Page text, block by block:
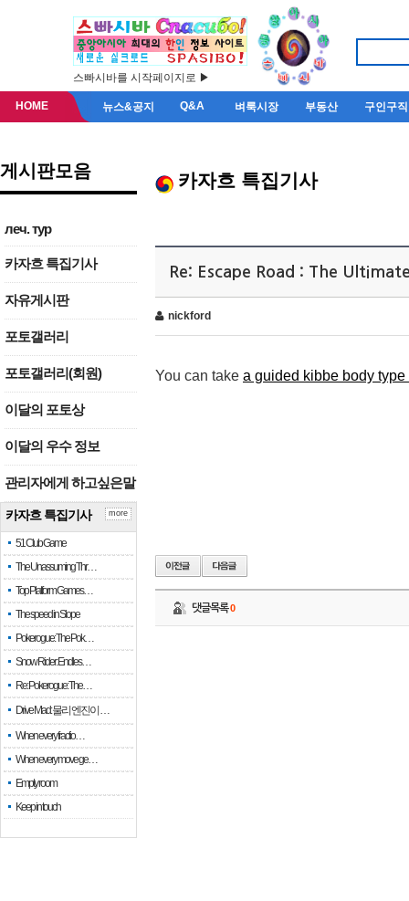
스빠시바를 시작페이지로 ▶
HOME 뉴스&공지 Q&A 벼룩시장 부동산 구인구직
게시판모음
леч. тур
카자흐 특집기사
자유게시판
포토갤러리
포토갤러리(회원)
이달의 포토상
이달의 우수 정보
관리자에게 하고싶은말
카자흐 특집기사
51 Club Game
The Unassuming Thr…
Top Platform Games…
The speed in Slope
Pokerogue: The Pok…
Snow Rider: Endles…
Re: Pokerogue: The…
Drive Mad: 물리 엔진이 …
When every fractio…
When every move ge…
Empty room
Keep in touch
more
카자흐 특집기사
Re: Escape Road : The
nickford
You can take a guided kibbe body type
댓글목록0